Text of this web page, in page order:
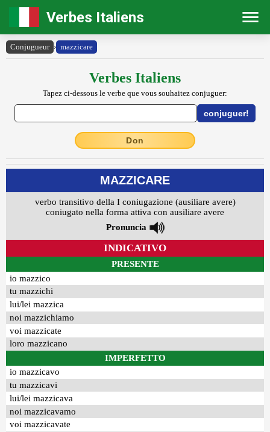
Verbes Italiens
Conjugueur › mazzicare
Verbes Italiens
Tapez ci-dessous le verbe que vous souhaitez conjuguer:
Don
MAZZICARE
verbo transitivo della I coniugazione (ausiliare avere)
coniugato nella forma attiva con ausiliare avere
Pronuncia
INDICATIVO
PRESENTE
io mazzico
tu mazzichi
lui/lei mazzica
noi mazzichiamo
voi mazzicate
loro mazzicano
IMPERFETTO
io mazzicavo
tu mazzicavi
lui/lei mazzicava
noi mazzicavamo
voi mazzicavate